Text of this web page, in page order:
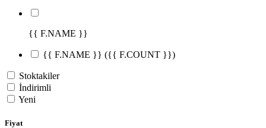
{{ F.NAME }}
{{ F.NAME }} ({{ F.COUNT }})
Stoktakiler
İndirimli
Yeni
Fiyat